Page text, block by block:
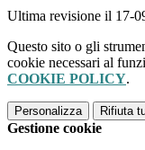
Ultima revisione il 17-
Questo sito o gli
cookie necessari al
COOKIE POLICY.
Personalizza Rifiuta
Gestione cookie